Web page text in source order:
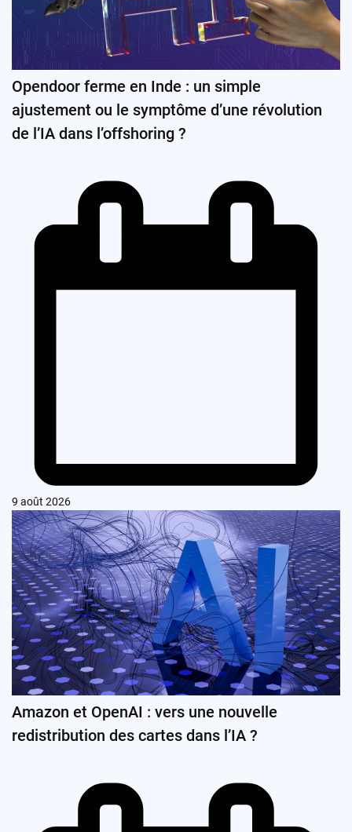
Opendoor ferme en Inde : un simple
ajustement ou le symptôme d’une révolution
de l’IA dans l’offshoring ?
9 août 2026
Amazon et OpenAI : vers une nouvelle
redistribution des cartes dans l’IA ?